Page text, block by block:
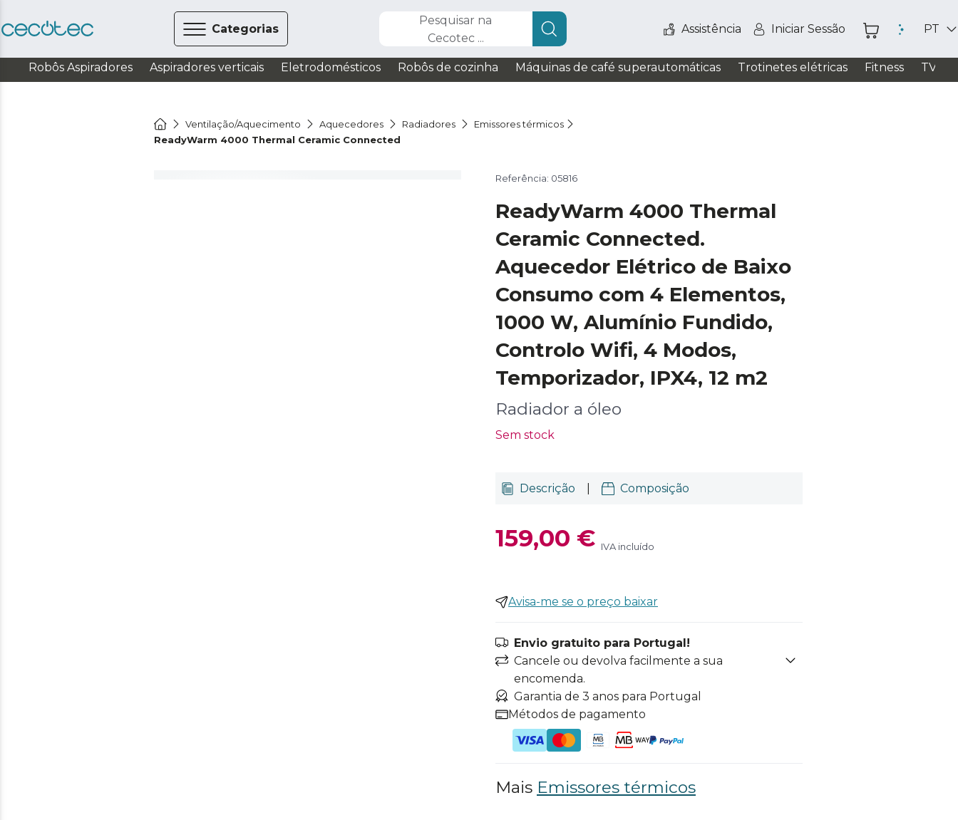
Categorias
Pesquisar na
Cecotec ...
Assistência Iniciar Sessão PT
Robôs Aspiradores Aspiradores verticais Eletrodomésticos Robôs de cozinha Máquinas de café superautomáticas Trotinetes elétricas Fitness TV /
Ventilação/Aquecimento Aquecedores Radiadores
Emissores térmicos
ReadyWarm 4000 Thermal Ceramic Connected
Referência: 05816
ReadyWarm 4000 Thermal
Ceramic Connected.
Aquecedor Elétrico de Baixo
Consumo com 4 Elementos,
1000 W, Alumínio Fundido,
Controlo Wifi, 4 Modos,
Temporizador, IPX4, 12 m2
Radiador a óleo
Sem stock
Descrição Composição
159,00 € IVA incluído
Avisa-me se o preço baixar
Envio gratuito para Portugal!
Cancele ou devolva facilmente a sua
encomenda.
Garantia de 3 anos para Portugal
Métodos de pagamento
Mais Emissores térmicos